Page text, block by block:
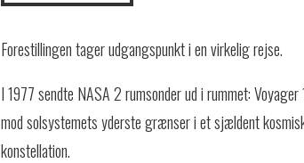
Forestillingen tager udgangspunkt i en virkelig rejse.
I 1977 sendte NASA 2 rumsonder ud i rummet:
mod solsystemets yderste grænser i et sjældent
konstellation.